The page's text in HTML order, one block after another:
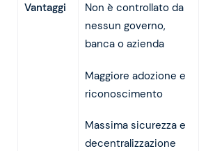
Vantaggi
Non è controllato da
nessun governo,
banca o azienda
Maggiore adozione e
riconoscimento
Massima sicurezza e
decentralizzazione